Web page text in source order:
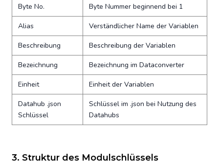
Byte No. Byte Nummer beginnend bei 1
Alias Verständlicher Name der Variablen
Beschreibung Beschreibung der Variablen
Bezeichnung Bezeichnung im Dataconverter
Einheit Einheit der Variablen
Datahub .json
Schlüssel
Schlüssel im .json bei Nutzung des
Datahubs
3. Struktur des Modulschlüssels